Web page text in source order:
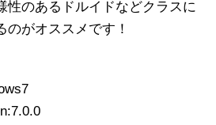
性のあるドルイドなどクラスに
がオススメです！